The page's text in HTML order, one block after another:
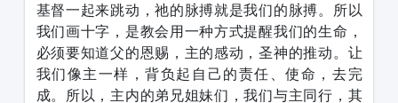
基督一起来跳动，祂的脉搏就是我们的脉搏。所以
我们画十字，是教会用一种方式提醒我们的生命，
必须要知道父的恩赐，主的感动，圣神的推动。让
我们像主一样，背负起自己的责任、使命，去完
成。所以，主内的弟兄姐妹们，我们与主同行，其